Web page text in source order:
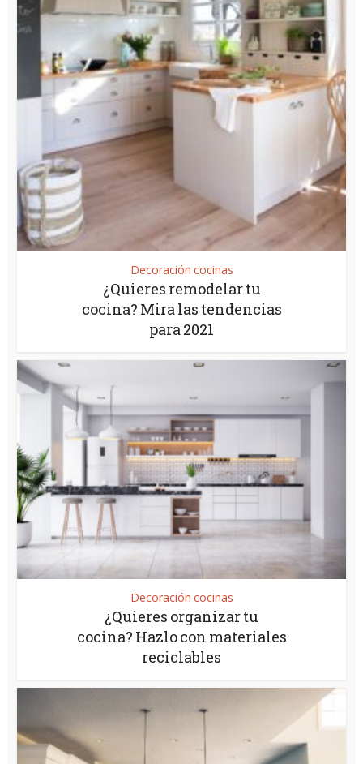
Decoración cocinas
¿Quieres remodelar tu
cocina? Mira las tendencias
para 2021
Decoración cocinas
¿Quieres organizar tu
cocina? Hazlo con materiales
reciclables